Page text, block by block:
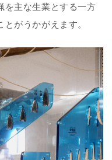
を主な生業とする一方
がうかがえます。